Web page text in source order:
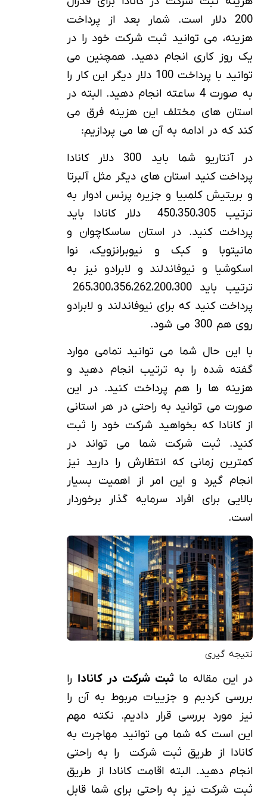
200 دلار است. شمار بعد از پرداخت
هزینه، می توانید ثبت شرکت خود را در
یک روز کاری انجام دهید. همچنین می
توانید با پرداخت 100 دلار دیگر این کار را
به صورت 4 ساعته انجام دهید. البته در
استان های مختلف این هزینه فرق می
کند که در ادامه به آن ها می پردازیم:
در آنتاریو شما باید 300 دلار کانادا
پرداخت کنید استان های دیگر مثل آلبرتا
و بریتیش کلمبیا و جزیره پرنس ادوار به
ترتیب 450،350،305 دلار کانادا باید
پرداخت کنید. در استان ساسکاچوان و
مانیتوبا و کبک و نیوبرانزویک، نوا
اسکوشیا و نیوفاندلند و لابرادو نیز به
پرداخت کنید که برای نیوفاندلند و لابرادو
روی هم 300 می شود.
با این حال شما می توانید تمامی موارد
گفته شده را به ترتیب انجام دهید و
هزینه ها را هم پرداخت کنید. در این
صورت می توانید به راحتی در هر استانی
از کانادا که بخواهید شرکت خود را ثبت
کنید. ثبت شرکت شما می تواند در
کمترین زمانی که انتظارش را دارید نیز
انجام گیرد و این امر از اهمیت بسیار
بالایی برای افراد سرمایه گذار برخوردار
است.
نتیجه گیری
در این مقاله ماثبت شرکت در کانادا را
بررسی کردیم و جزییات مربوط به آن را
نیز مورد بررسی قرار دادیم. نکته مهم
این است که شما می توانید مهاجرت به
کانادا از طریق ثبت شرکت را به راحتی
انجام دهید. البته اقامت کانادا از طریق
ثبت شرکت نیز به راحتی برای شما قابل